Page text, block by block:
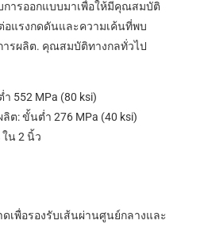
การออกแบบมาเพื่อให้มีคุณสมบัติ
อแรงกดดันและความเค้นที่พบ
ารผลิต. คุณสมบัติทางกลทั่วไป
552 MPa (80 ksi)
ต: ขั้นต่ำ 276 MPa (40 ksi)
น 2 นิ้ว
เพื่อรองรับเส้นผ่านศูนย์กลางและ